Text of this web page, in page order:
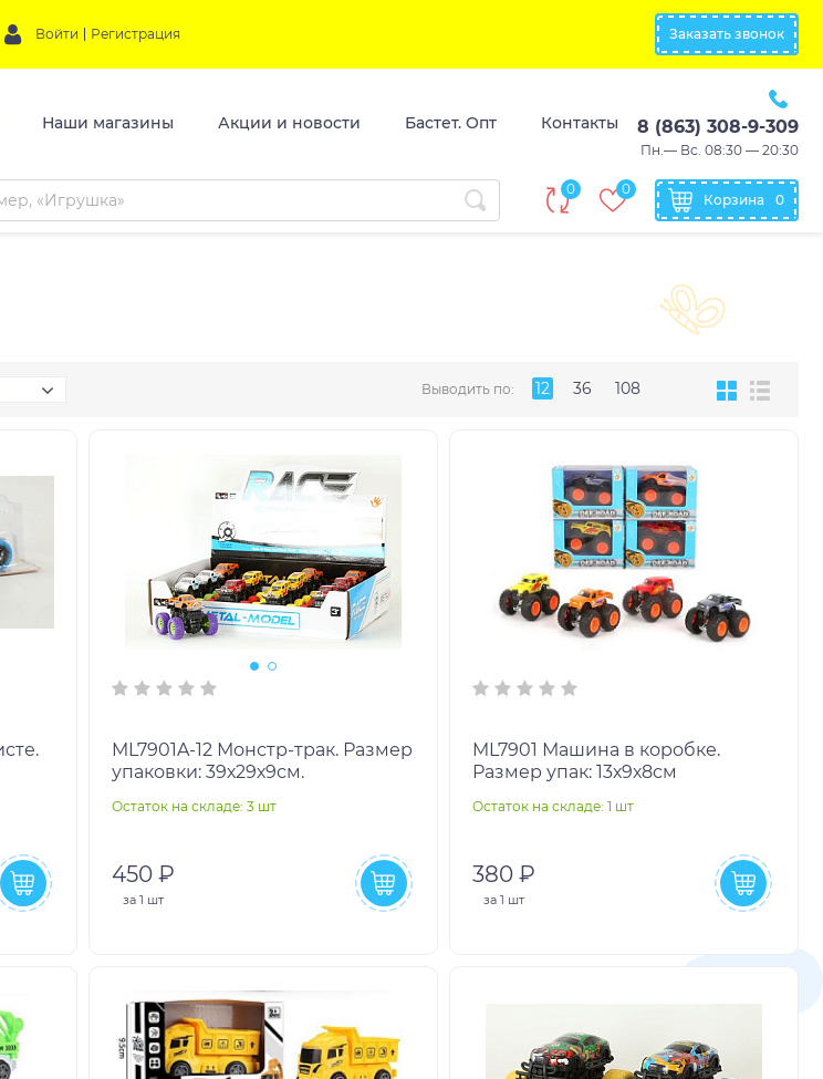
Войти Регистрация Заказать звонок
Наши магазины Акции и новости Бастет. Опт Контакты 8 (863) 308-9-309
Пн.— Вс. 08:30 — 20:30
0 0
Корзина 0
Выводить по: 12 36 108
ML7901A-12 Монстр-трак. Размер
упаковки: 39х29х9см.
Остаток на складе: 3 шт
450 ₽
за1 шт
ML7901 Машина в коробке.
Размер упак: 13х9х8см
Остаток на складе: 1 шт
380 ₽
за1 шт